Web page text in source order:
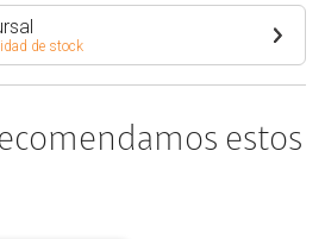
de stock
estos